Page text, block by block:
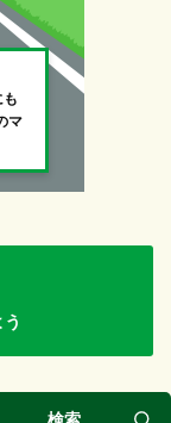
マ
検索